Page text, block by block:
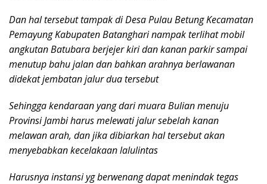
Dan hal tersebut tampak di Desa Pulau Betung Kecamatan
Pemayung Kabupaten Batanghari nampak terlihat mobil
angkutan Batubara berjejer kiri dan kanan parkir sampai
menutup bahu jalan dan bahkan arahnya berlawanan
didekat jembatan jalur dua tersebut
Sehingga kendaraan yang dari muara Bulian menuju
Provinsi Jambi harus melewati jalur sebelah kanan
melawan arah, dan jika dibiarkan hal tersebut akan
menyebabkan kecelakaan lalulintas
Harusnya instansi yg berwenang dapat menindak tegas